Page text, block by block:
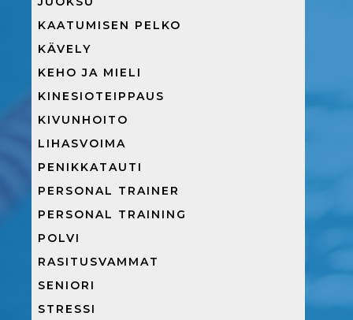
KAATUMISEN PELKO
KÄVELY
KEHO JA MIELI
KINESIOTEIPPAUS
KIVUNHOITO
LIHASVOIMA
PENIKKATAUTI
PERSONAL TRAINER
PERSONAL TRAINING
POLVI
RASITUSVAMMAT
SENIORI
STRESSI